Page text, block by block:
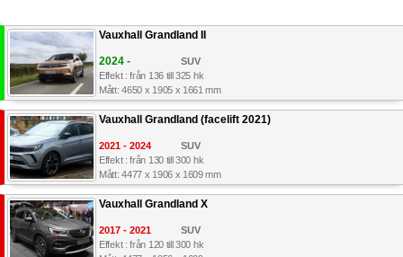
Vauxhall Grandland II
2024 -
SUV
Effekt : från 136 till 325 hk
Mått: 4650 x 1905 x 1661 mm
Vauxhall Grandland (facelift 2021)
2021 - 2024
SUV
Effekt : från 130 till 300 hk
Mått: 4477 x 1906 x 1609 mm
Vauxhall Grandland X
2017 - 2021
SUV
Effekt : från 120 till 300 hk